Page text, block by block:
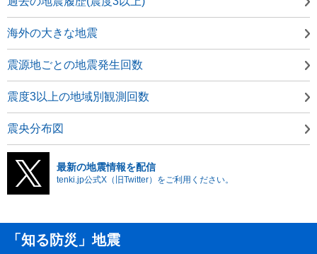
海外の大きな地震
震源地ごとの地震発生回数
震度3以上の地域別観測回数
震央分布図
最新の地震情報を配信
tenki.jp公式X（旧Twitter）をご利用ください。
「知る防災」地震